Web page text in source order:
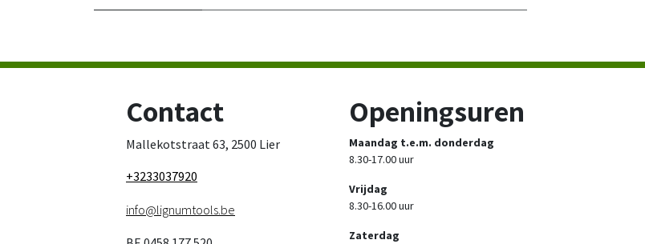
Contact
Mallekotstraat 63, 2500 Lier
+3233037920
info@lignumtools.be
Openingsuren
Maandag t.e.m. donderdag
8.30-17.00 uur
Vrijdag
8.30-16.00 uur
Zaterdag